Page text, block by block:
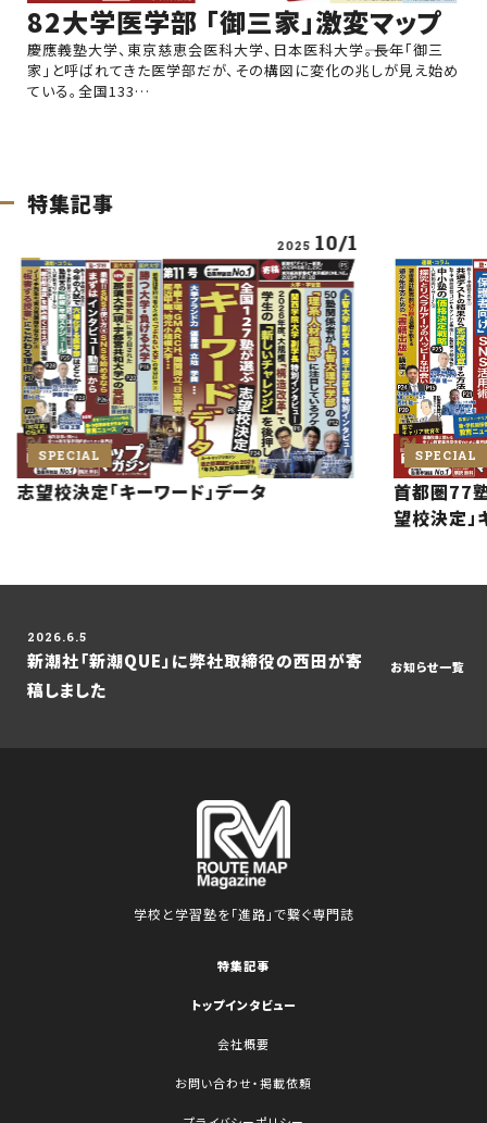
82大学医学部 「御三家」激変マップ
慶應義塾大学、東京慈恵会医科大学、日本医科大学――。長年「御三
家」と呼ばれてきた医学部だが、その構図に変化の兆しが見え始め
ている。全国133…
特集記事
2025 10/1
SPECIAL
志望校決定「キーワード」データ
SPECIAL
首都圏77
望校決定」
2026.6.5
新潮社「新潮QUE」に弊社取締役の西田が寄
稿しました
お知らせ一覧
学校と学習塾を「進路」で繋ぐ専門誌
特集記事
トップインタビュー
会社概要
お問い合わせ・掲載依頼